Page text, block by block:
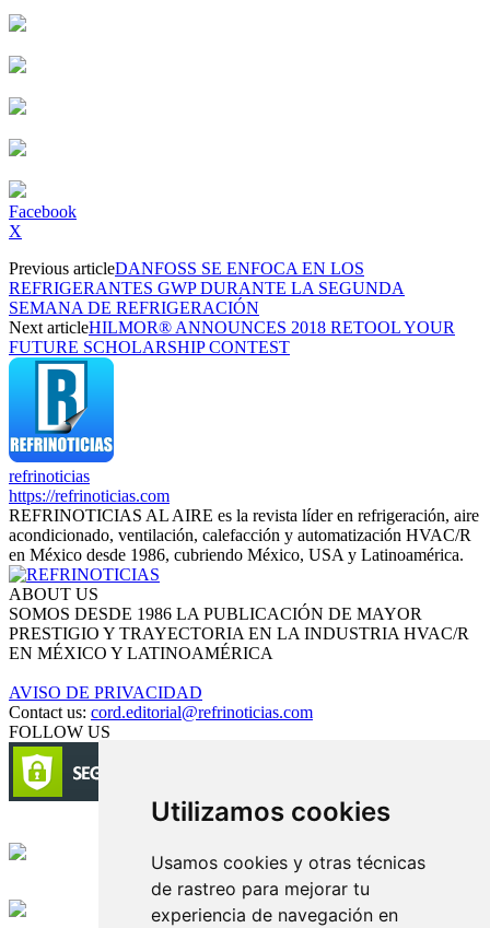
Utilizamos cookies
Usamos cookies y otras técnicas
de rastreo para mejorar tu
experiencia de navegación en
Facebook
X
Previous articleDANFOSS SE ENFOCA EN LOS
REFRIGERANTES GWP DURANTE LA SEGUNDA
SEMANA DE REFRIGERACIÓN
Next articleHILMOR® ANNOUNCES 2018 RETOOL YOUR
FUTURE SCHOLARSHIP CONTEST
refrinoticias
https://refrinoticias.com
REFRINOTICIAS AL AIRE es la revista líder en refrigeración, aire
acondicionado, ventilación, calefacción y automatización HVAC/R
en México desde 1986, cubriendo México, USA y Latinoamérica.
ABOUT US
SOMOS DESDE 1986 LA PUBLICACIÓN DE MAYOR
PRESTIGIO Y TRAYECTORIA EN LA INDUSTRIA HVAC/R
EN MÉXICO Y LATINOAMÉRICA
AVISO DE PRIVACIDAD
Contact us: cord.editorial@refrinoticias.com
FOLLOW US